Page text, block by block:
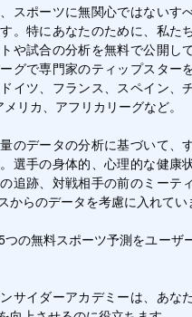
スポーツに無関心ではないす
。特にあなたのために、私た
や試合の分析を無料で公開し
グで専門家のティップスター
イツ、フランス、スペイン、
リカ、アフリカリーグなど。
のデータの分析に基づいて、
選手の身体的、心理的な健康状
追跡、対戦相手の前のミーテ
からのデータを考慮に入れてい
の無料スポーツ予測をユーザ
サイダーアカデミーは、あな